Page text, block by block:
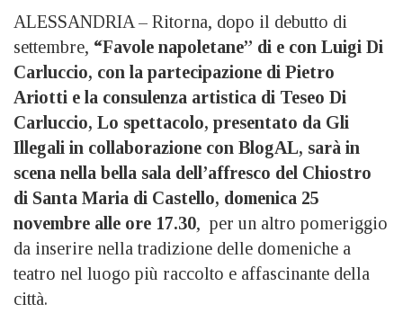
ALESSANDRIA – Ritorna, dopo il debutto di
settembre, “Favole napoletane” di e con Luigi Di
Carluccio, con la partecipazione di Pietro
Ariotti e la consulenza artistica di Teseo Di
Carluccio, Lo spettacolo, presentato da Gli
Illegali in collaborazione con BlogAL, sarà in
scena nella bella sala dell’affresco del Chiostro
di Santa Maria di Castello, domenica 25
novembre alle ore 17.30, per un altro pomeriggio
da inserire nella tradizione delle domeniche a
teatro nel luogo più raccolto e affascinante della
città.